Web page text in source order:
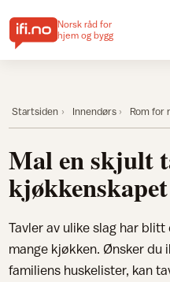
Norsk råd for
hjem og bygg
Startsiden Innendørs Rom for
Mal en skjult
kjøkkenskapet
Tavler av ulike slag har
mange kjøkken. Ønsker du
familiens huskelister, kan